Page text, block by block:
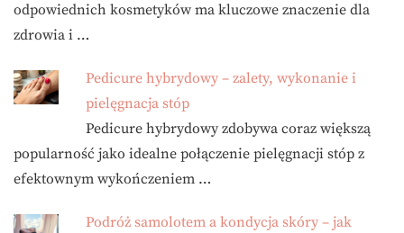
odpowiednich kosmetyków ma kluczowe znaczenie dla
zdrowia i …
Pedicure hybrydowy – zalety, wykonanie i
pielęgnacja stóp
Pedicure hybrydowy zdobywa coraz większą
popularność jako idealne połączenie pielęgnacji stóp z
efektownym wykończeniem …
Podróż samolotem a kondycja skóry – jak